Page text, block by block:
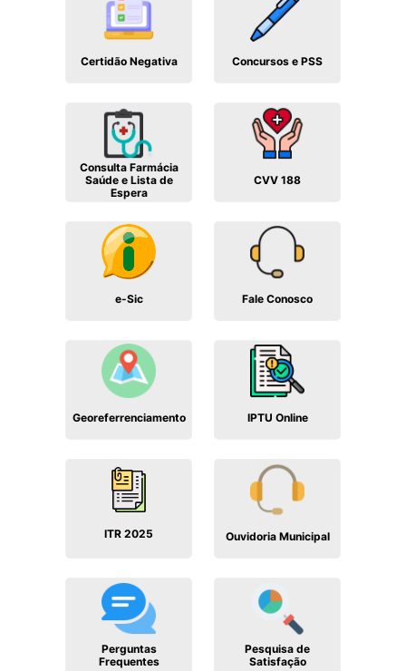
Certidão Negativa Concursos e PSS
Consulta Farmácia
Saúde e Lista de
Espera
CVV 188
e-Sic Fale Conosco
Georeferrenciamento IPTU Online
ITR 2025 Ouvidoria Municipal
Perguntas
Frequentes
Pesquisa de
Satisfação